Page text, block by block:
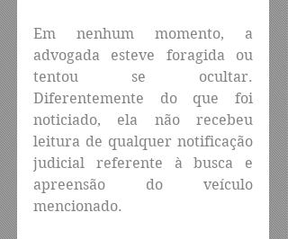
Em nenhum momento, a
advogada esteve foragida ou
tentou se ocultar.
Diferentemente do que foi
noticiado, ela não recebeu
leitura de qualquer notificação
judicial referente à busca e
apreensão do veículo
mencionado.